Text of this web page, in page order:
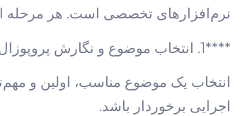
نرم‌افزارهای تخصصی است. هر مرحله از
****1. انتخاب موضوع و نگارش پروپوزال****
انتخاب یک موضوع مناسب، اولین و
اجرایی برخوردار باشد.